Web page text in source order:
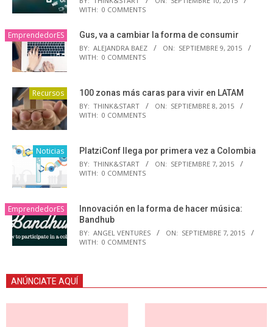
WITH: 0 COMMENTS
EmprendedorES Gus, va a cambiar la forma de consumir
BY: ALEJANDRA BAEZ ON: SEPTIEMBRE 9, 2015
WITH: 0 COMMENTS
Recursos 100 zonas más caras para vivir en LATAM
BY: THINK&START ON: SEPTIEMBRE 8, 2015
WITH: 0 COMMENTS
Noticias PlatziConf llega por primera vez a Colombia
BY: THINK&START ON: SEPTIEMBRE 7, 2015
WITH: 0 COMMENTS
EmprendedorES
Innovación en la forma de hacer música:
Bandhub
BY: ANGEL VENTURES ON: SEPTIEMBRE 7, 2015
WITH: 0 COMMENTS
ANÚNCIATE AQUÍ